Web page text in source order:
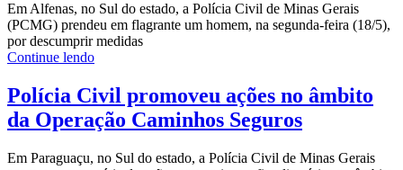
Em Alfenas, no Sul do estado, a Polícia Civil de Minas Gerais
(PCMG) prendeu em flagrante um homem, na segunda-feira (18/5),
por descumprir medidas
Continue lendo
Polícia Civil promoveu ações no âmbito
da Operação Caminhos Seguros
Em Paraguaçu, no Sul do estado, a Polícia Civil de Minas Gerais